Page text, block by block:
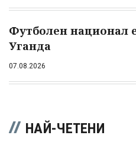
Футболен национал
Уганда
07.08.2026
НАЙ-ЧЕТЕНИ